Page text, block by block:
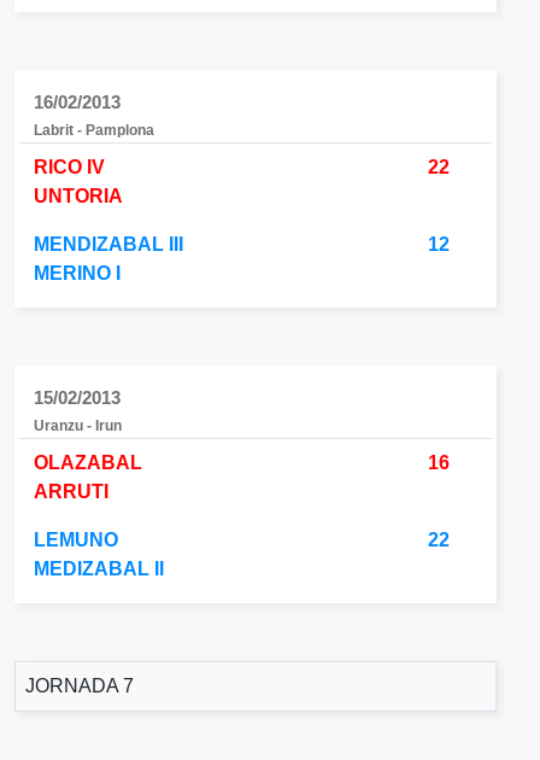
16/02/2013
Labrit - Pamplona
RICO IV
UNTORIA
22
MENDIZABAL III
MERINO I
12
15/02/2013
Uranzu - Irun
OLAZABAL
ARRUTI
16
LEMUNO
MEDIZABAL II
22
JORNADA 7